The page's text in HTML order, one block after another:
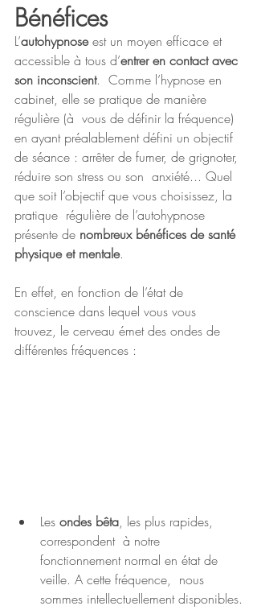
Bénéfices
L’autohypnose est un moyen efficace et
accessible à tous d’entrer en contact avec
son inconscient.  Comme l’hypnose en
cabinet, elle se pratique de manière
régulière (à  vous de définir la fréquence)
en ayant préalablement défini un objectif
de séance : arrêter de fumer, de grignoter,
réduire son stress ou son  anxiété... Quel
que soit l’objectif que vous choisissez, la
pratique  régulière de l’autohypnose
présente de nombreux bénéfices de santé
physique et mentale.
En effet, en fonction de l’état de
conscience dans lequel vous vous
trouvez, le cerveau émet des ondes de
différentes fréquences :
Les ondes bêta, les plus rapides,
correspondent  à notre
fonctionnement normal en état de
veille. A cette fréquence,  nous
sommes intellectuellement disponibles.